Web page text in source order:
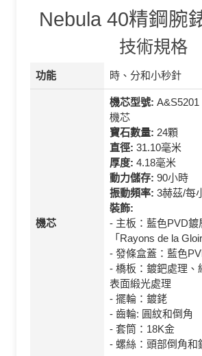
Nebula 40精鋼腕
技術規格
功能 時、分和小秒針
機芯
機芯型號:
機芯
寶石數量: ‎24顆
直徑: 31.10毫米
厚度: 4.18毫米
動力儲存: ‎90小時
振動頻率: ‎3赫茲/每
裝飾:
- 主板：藍色PVD鍍
「Rayons de la
- 發條盒蓋：藍色
- 橋板：鍍鈀處理、
表面緞光處理
- 擺輪：鍍銠
- 齒輪: 圓紋和倒角
- 套筒：18K金
- 螺絲：頭部倒角和